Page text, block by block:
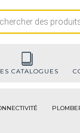
CATALOGUES